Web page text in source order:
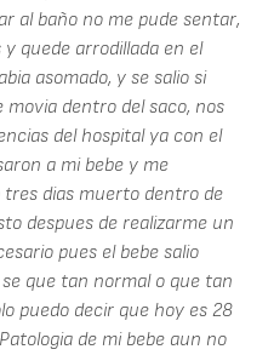
al baño no me pude sentar,
quede arrodillada en el
asomado, y se salio si
dentro del saco, nos
del hospital ya con el
a mi bebe y me
tres dias muerto dentro de
despues de realizarme un
pues el bebe salio
que tan normal o que tan
puedo decir que hoy es 28
de mi bebe aun no